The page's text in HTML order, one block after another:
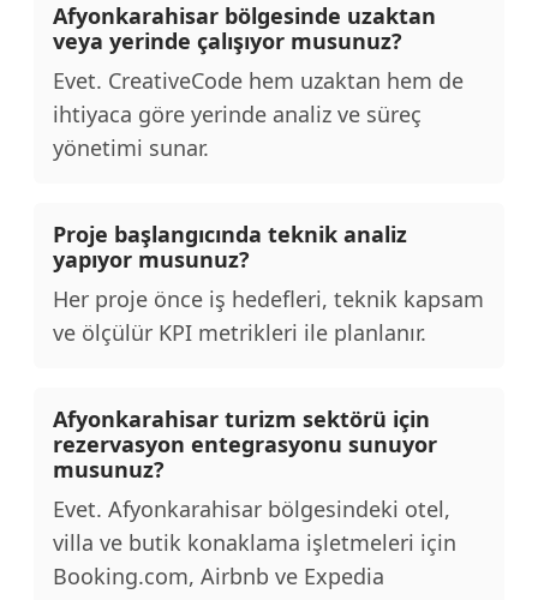
Afyonkarahisar bölgesinde uzaktan
veya yerinde çalışıyor musunuz?
Evet. CreativeCode hem uzaktan hem de
ihtiyaca göre yerinde analiz ve süreç
yönetimi sunar.
Proje başlangıcında teknik analiz
yapıyor musunuz?
Her proje önce iş hedefleri, teknik kapsam
ve ölçülür KPI metrikleri ile planlanır.
Afyonkarahisar turizm sektörü için
rezervasyon entegrasyonu sunuyor
musunuz?
Evet. Afyonkarahisar bölgesindeki otel,
villa ve butik konaklama işletmeleri için
Booking.com, Airbnb ve Expedia